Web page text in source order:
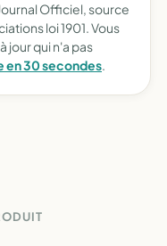
Officiel, source
loi 1901. Vous
jour qui n'a pas
en 30 secondes.